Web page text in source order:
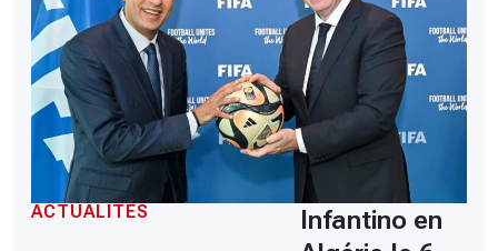
ACTUALITÉS
Infantino en